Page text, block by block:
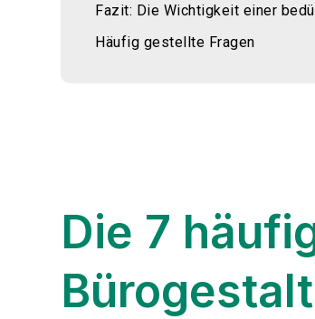
Fazit: Die Wichtigkeit einer
Häufig gestellte Fragen
Die 7